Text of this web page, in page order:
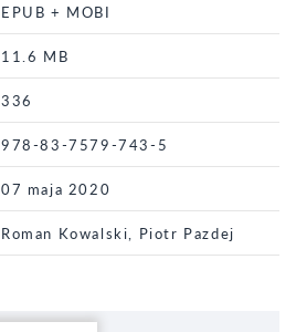
EPUB + MOBI
11.6 MB
336
978-83-7579-743-5
07 maja 2020
Roman Kowalski, Piotr Pazdej